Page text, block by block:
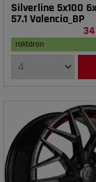
Silverline 5x100
57.1 Valencia_BP
raktáron